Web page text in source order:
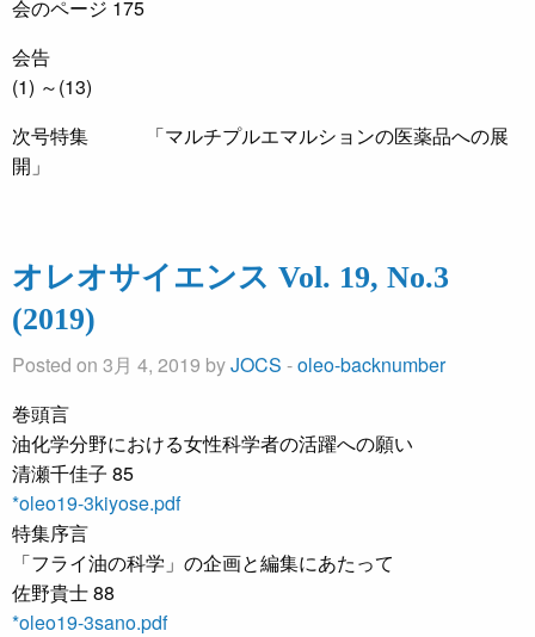
会のページ 175
会告
(1) ～(13)
次号特集 「マルチプルエマルションの医薬品への展
開」
オレオサイエンス Vol. 19, No.3
(2019)
Posted on 3月 4, 2019 byJOCS -oleo-backnumber
巻頭言
油化学分野における女性科学者の活躍への願い
清瀬千佳子 85
*oleo19-3kiyose.pdf
特集序言
「フライ油の科学」の企画と編集にあたって
佐野貴士 88
*oleo19-3sano.pdf